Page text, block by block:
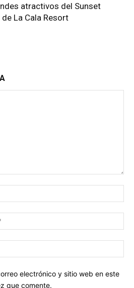
atractivos del Sunset
La Cala Resort
electrónico y sitio web en este
que comente.